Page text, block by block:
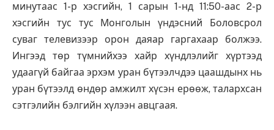
минутаас 1-р хэсгийн, 1 сарын 1-нд 11:50-аас 2-р
хэсгийн тус тус Монголын үндэсний Боловсрол
суваг телевизээр орон даяар гаргахаар болжээ.
Ингээд төр түмнийхээ хайр хүндлэлийг хүртээд
удаагүй байгаа эрхэм уран бүтээлчдээ цаашдынх нь
уран бүтээлд өндөр амжилт хүсэн ерөөж, талархсан
сэтгэлийн бэлгийн хүлээн авцгаая.